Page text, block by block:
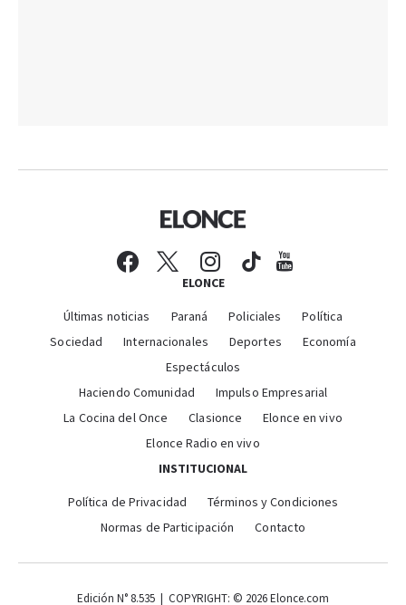
ELONCE
Últimas noticias Paraná Policiales
Política
Sociedad
Internacionales Deportes
Economía
Espectáculos
Haciendo Comunidad
Impulso Empresarial
La Cocina del Once
Clasionce
Elonce en vivo
Elonce Radio en vivo
INSTITUCIONAL
Política de Privacidad
Términos y Condiciones
Normas de Participación
Contacto
Edición N° 8.535 | COPYRIGHT: © 2026 Elonce.com